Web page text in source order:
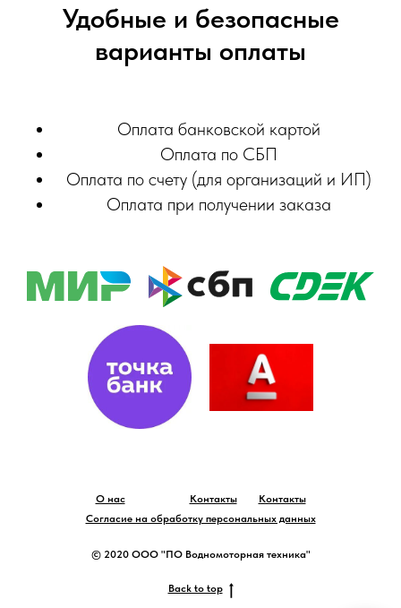
Удобные и безопасные
варианты оплаты
Оплата банковской картой
Оплата по СБП
Оплата по счету (для организаций и ИП)
Оплата при получении заказа
О нас Контакты
Контакты
Согласие на обработку персональных данных
© 2020 ООО "ПО Водномоторная техника"
Back to top